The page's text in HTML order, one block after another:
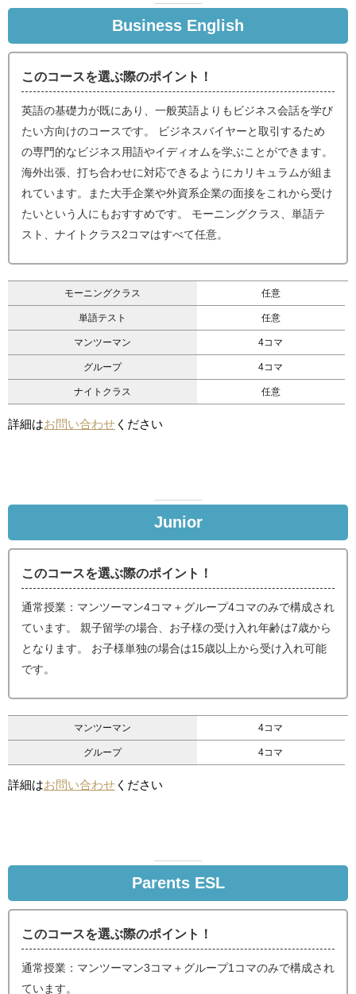
Business English
このコースを選ぶ際のポイント！
英語の基礎力が既にあり、一般英語よりもビジネス会話を学び
たい方向けのコースです。 ビジネスバイヤーと取引するため
の専門的なビジネス用語やイディオムを学ぶことができます。
海外出張、打ち合わせに対応できるようにカリキュラムが組ま
れています。また大手企業や外資系企業の面接をこれから受け
たいという人にもおすすめです。 モーニングクラス、単語テ
スト、ナイトクラス2コマはすべて任意。
モーニングクラス 任意
単語テスト 任意
マンツーマン 4コマ
グループ 4コマ
ナイトクラス 任意
詳細はお問い合わせ ください
Junior
このコースを選ぶ際のポイント！
通常授業：マンツーマン4コマ＋グループ4コマのみで構成され
ています。 親子留学の場合、お子様の受け入れ年齢は7歳から
となります。 お子様単独の場合は15歳以上から受け入れ可能
です。
マンツーマン 4コマ
グループ 4コマ
詳細はお問い合わせ ください
Parents ESL
このコースを選ぶ際のポイント！
通常授業：マンツーマン3コマ＋グループ1コマのみで構成され
ています。